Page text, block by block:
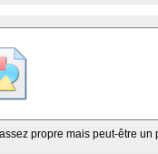
propre mais peut-être